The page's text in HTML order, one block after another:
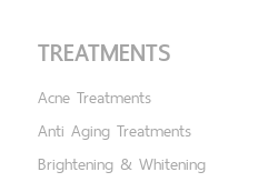
TREATMENTS
Acne Treatments
Anti Aging Treatments
Brightening & Whitening